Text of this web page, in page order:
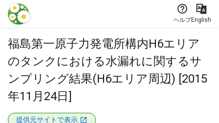
本文に飛ぶ
ヘルプEnglish
福島第一原子力発電所構内H6エリア
のタンクにおける水漏れに関するサ
ンプリング結果(H6エリア周辺) [2015
年11月24日]
提供元サイトで表示